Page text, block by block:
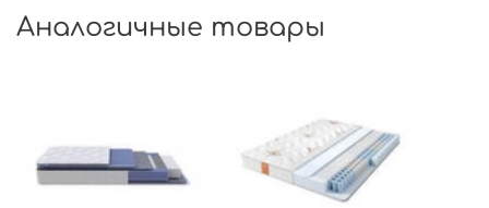
Аналогичные товары